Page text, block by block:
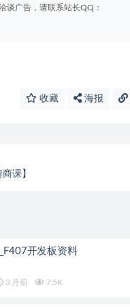
谈广告，请联系站长QQ：
收藏 海报
课】
开发板资料
3 月前 7.5K